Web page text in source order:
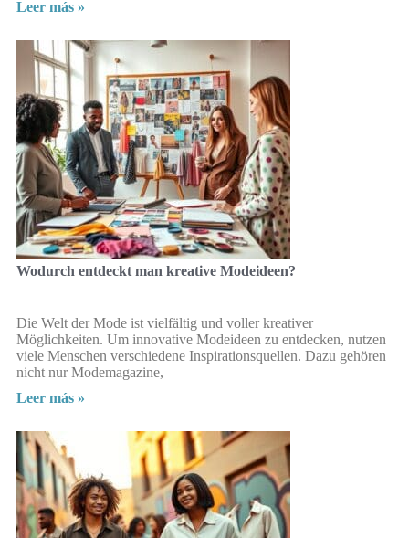
Leer más »
Wodurch entdeckt man kreative Modeideen?
Die Welt der Mode ist vielfältig und voller kreativer
Möglichkeiten. Um innovative Modeideen zu entdecken, nutzen
viele Menschen verschiedene Inspirationsquellen. Dazu gehören
nicht nur Modemagazine,
Leer más »